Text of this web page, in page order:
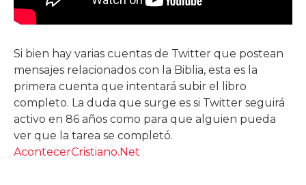
Si bien hay varias cuentas de Twitter que postean
mensajes relacionados con la Biblia, esta es la
primera cuenta que intentará subir el libro
completo. La duda que surge es si Twitter seguirá
activo en 86 años como para que alguien pueda
ver que la tarea se completó.
AcontecerCristiano.Net